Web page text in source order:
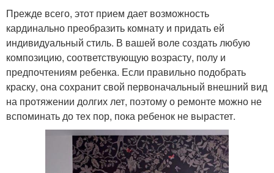
Прежде всего, этот прием дает возможность
кардинально преобразить комнату и придать ей
индивидуальный стиль. В вашей воле создать любую
композицию, соответствующую возрасту, полу и
предпочтениям ребенка. Если правильно подобрать
краску, она сохранит свой первоначальный внешний вид
на протяжении долгих лет, поэтому о ремонте можно не
вспоминать до тех пор, пока ребенок не вырастет.